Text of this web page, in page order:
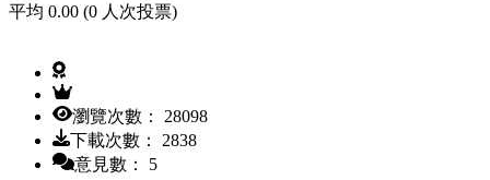
平均 0.00 (0 人次投票)
瀏覽次數： 28098
下載次數： 2838
意見數： 5